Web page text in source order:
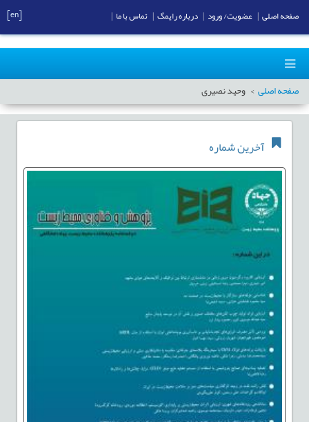
صفحه اصلی وحید نصیری
آخرین شماره
صفحه اصلی عضویت/ ورود درباره رایمگ تماس با ما